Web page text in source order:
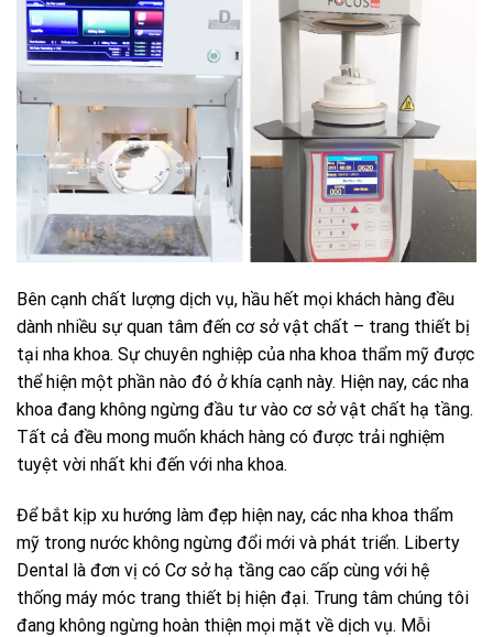
Bên cạnh chất lượng dịch vụ, hầu hết mọi khách hàng đều
dành nhiều sự quan tâm đến cơ sở vật chất – trang thiết bị
tại nha khoa. Sự chuyên nghiệp của nha khoa thẩm mỹ được
thể hiện một phần nào đó ở khía cạnh này. Hiện nay, các nha
khoa đang không ngừng đầu tư vào cơ sở vật chất hạ tầng.
Tất cả đều mong muốn khách hàng có được trải nghiệm
tuyệt vời nhất khi đến với nha khoa.
Để bắt kịp xu hướng làm đẹp hiện nay, các nha khoa thẩm
mỹ trong nước không ngừng đổi mới và phát triển. Liberty
Dental là đơn vị có Cơ sở hạ tầng cao cấp cùng với hệ
thống máy móc trang thiết bị hiện đại. Trung tâm chúng tôi
đang không ngừng hoàn thiện mọi mặt về dịch vụ. Mỗi